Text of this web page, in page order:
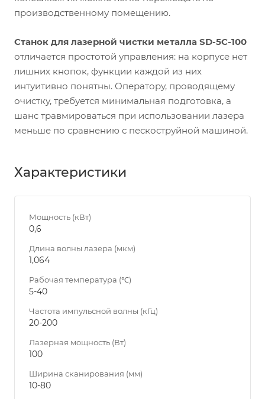
производственному помещению.
Станок для лазерной чистки металла SD-5C-100
отличается простотой управления: на корпусе нет
лишних кнопок, функции каждой из них
интуитивно понятны. Оператору, проводящему
очистку, требуется минимальная подготовка, а
шанс травмироваться при использовании лазера
меньше по сравнению с пескоструйной машиной.
Характеристики
Мощность (кВт)
0,6
Длина волны лазера (мкм)
1,064
Рабочая температура (℃)
5-40
Частота импульсной волны (кГц)
20-200
Лазерная мощность (Вт)
100
Ширина сканирования (мм)
10-80